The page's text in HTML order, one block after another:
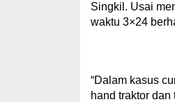
Singkil. Usai
waktu 3×24
“Dalam kasus
hand traktor